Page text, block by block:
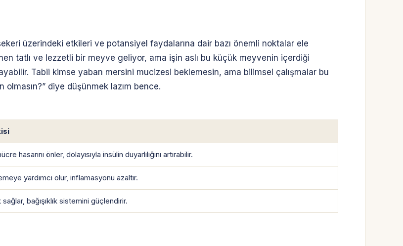
üzerindeki etkileri ve potansiyel faydalarına dair bazı önemli noktalar ele
tatlı ve lezzetli bir meyve geliyor, ama işin aslı bu küçük meyvenin içerdiği
Tabii kimse yaban mersini mucizesi beklemesin, ama bilimsel çalışmalar bu
diye düşünmek lazım bence.
hasarını önler, dolayısıyla insülin duyarlılığını artırabilir.
yardımcı olur, inflamasyonu azaltır.
bağışıklık sistemini güçlendirir.